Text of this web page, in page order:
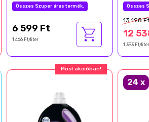
50 mosás 4,5 l
Összes Szuper áras termék.
6 599 Ft
1 466 Ft/liter
50Összes
13 198 Ft
12
1 393 Ft/liter
Most akcióban!
24 x